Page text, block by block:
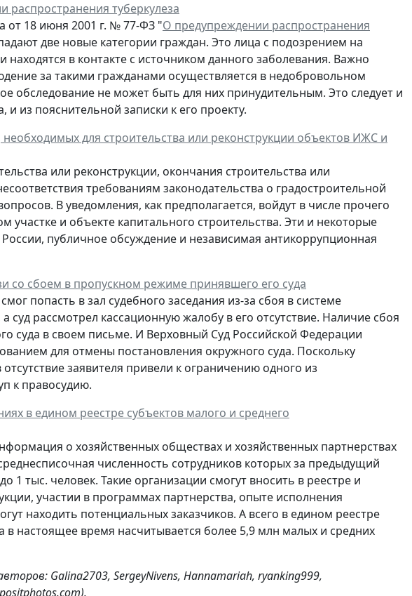
распространения туберкулеза
от 18 июня 2001 г. № 77-ФЗ "О предупреждении распространения
две новые категории граждан. Это лица с подозрением на
находятся в контакте с источником данного заболевания. Важно
за такими гражданами осуществляется в недобровольном
обследование не может быть для них принудительным. Это следует и
из пояснительной записки к его проекту.
для строительства или реконструкции объектов ИЖС и
или реконструкции, окончания строительства или
требованиям законодательства о градостроительной
В уведомления, как предполагается, войдут в числе прочего
участке и объекте капитального строительства. Эти и некоторые
публичное обсуждение и независимая антикоррупционная
со сбоем в пропускном режиме принявшего его суда
попасть в зал судебного заседания из-за сбоя в системе
суд рассмотрел кассационную жалобу в его отсутствие. Наличие сбоя
суда в своем письме. И Верховный Суд Российской Федерации
для отмены постановления окружного суда. Поскольку
заявителя привели к ограничению одного из
к правосудию.
в едином реестре субъектов малого и среднего
о хозяйственных обществах и хозяйственных партнерствах
численность сотрудников которых за предыдущий
1 тыс. человек. Такие организации смогут вносить в реестре и
участии в программах партнерства, опыте исполнения
находить потенциальных заказчиков. А всего в едином реестре
в настоящее время насчитывается более 5,9 млн малых и средних
Galina2703, SergeyNivens, Hannamariah, ryanking999,